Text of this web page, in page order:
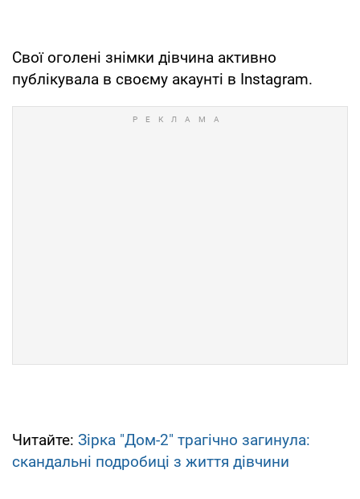
Свої оголені знімки дівчина активно
публікувала в своєму акаунті в Instagram.
Читайте: Зірка "Дом-2" трагічно загинула:
скандальні подробиці з життя дівчини